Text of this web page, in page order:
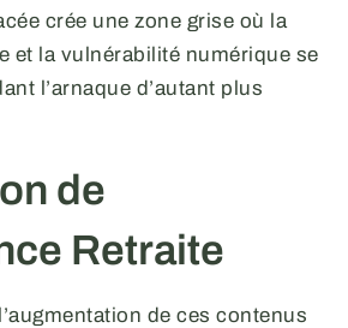
crée une zone grise où la
et la vulnérabilité numérique se
l’arnaque d’autant plus
de
Retraite
de ces contenus